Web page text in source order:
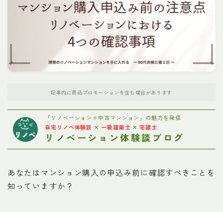
リノベ会社選び
費用
理想のプランへ
お問い合わせ
記事内に商品プロモーションを含む場合があります
「リノベーション＋中古マンション」の魅力を発信
自宅リノベ体験談 ✕ 一級建築士 ✕宅建士
リノベーション体験談ブログ
あなたはマンション購入の申込み前に確認すべきことを
知っていますか？